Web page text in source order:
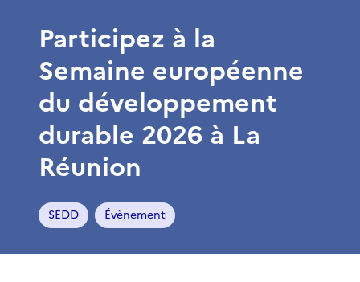
Participez à la
Semaine européenne
du développement
durable 2026 à La
Réunion
SEDD Évènement